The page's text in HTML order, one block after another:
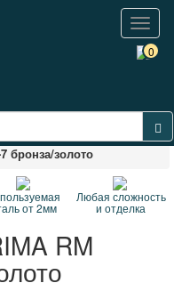
0
бронза/золото
от 2мм
Любая сложность
и отделка
RM